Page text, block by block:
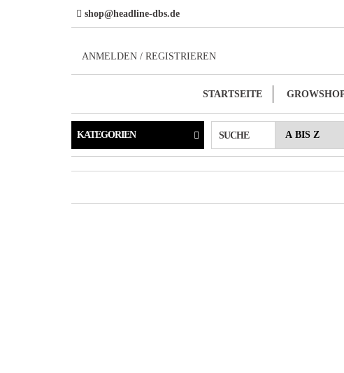
shop@headline-dbs.de
ANMELDEN / REGISTRIEREN
STARTSEITE
KATEGORIEN SUCHE